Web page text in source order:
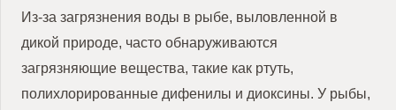
Из-за загрязнения воды в рыбе, выловленной в
дикой природе, часто обнаруживаются
загрязняющие вещества, такие как ртуть,
полихлорированные дифенилы и диоксины. У рыбы,